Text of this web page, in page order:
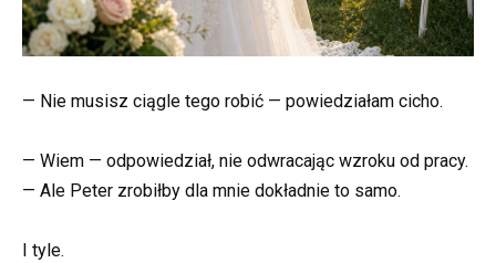
— Nie musisz ciągle tego robić — powiedziałam cicho.
— Wiem — odpowiedział, nie odwracając wzroku od pracy.
— Ale Peter zrobiłby dla mnie dokładnie to samo.
I tyle.